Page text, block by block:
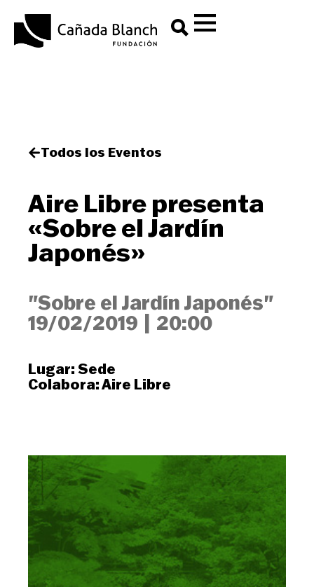
Todos los Eventos
Aire Libre presenta
«Sobre el Jardín
Japonés»
"Sobre el Jardín Japonés"
19/02/2019
20:00
Lugar: Sede
Colabora:Aire Libre